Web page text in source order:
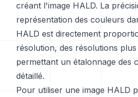
créant l'image HALD. La
représentation des couleurs
HALD est directement
résolution, des résolutions plus
permettant un étalonnage des
détaillé.
Pour utiliser une image HALD